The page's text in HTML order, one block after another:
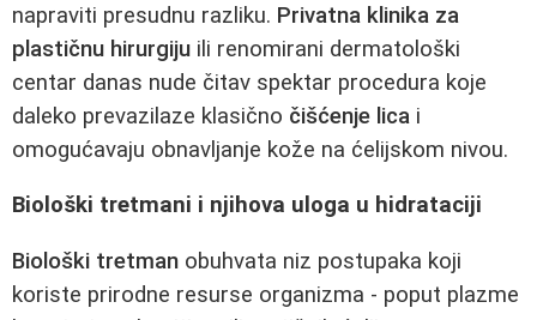
napraviti presudnu razliku. Privatna klinika za
plastičnu hirurgiju ili renomirani dermatološki
centar danas nude čitav spektar procedura koje
daleko prevazilaze klasično čišćenje lica i
omogućavaju obnavljanje kože na ćelijskom nivou.
Biološki tretmani i njihova uloga u hidrataciji
Biološki tretman obuhvata niz postupaka koji
koriste prirodne resurse organizma - poput plazme